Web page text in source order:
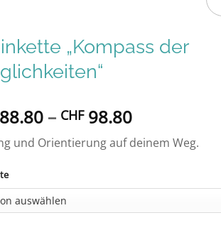
„Kompass der
– CHF98.80Preisspanne:
CHF 88.80
bis
und Orientierung auf deinem Weg.